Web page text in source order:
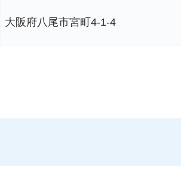
大阪府八尾市宮町4-1-4